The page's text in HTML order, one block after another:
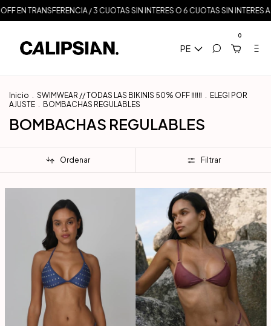
/ 3 CUOTAS SIN INTERES O 6 CUOTAS SIN INTERES A PARTIR DE
PE
0
Inicio . SWIMWEAR // TODAS LAS BIKINIS 50% OFF ‼️‼️‼️ . ELEGI POR
AJUSTE . BOMBACHAS REGULABLES
BOMBACHAS REGULABLES
Ordenar Filtrar